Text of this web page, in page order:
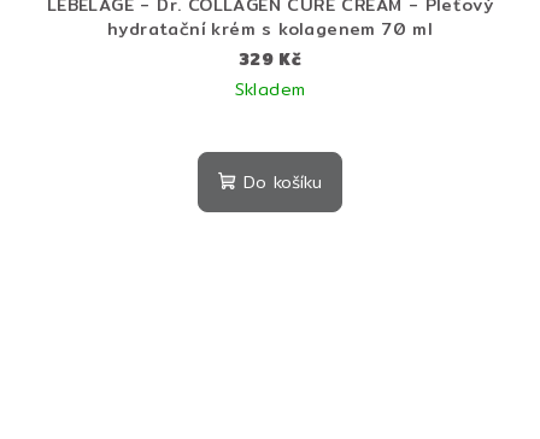
hydratační krém s kolagenem 70 ml
329 Kč
Skladem
hodnocení
produktu
Do košíku